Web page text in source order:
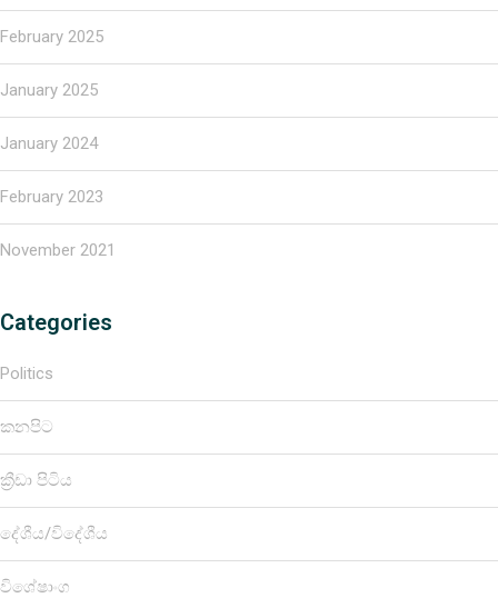
February 2025
January 2025
January 2024
February 2023
November 2021
Categories
Politics
කනපිට
ක්‍රීඩා පිටිය
දේශීය/විදේශීය
විශේෂාංග